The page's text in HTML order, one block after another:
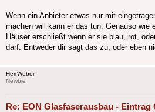
Wenn ein Anbieter etwas nur mit
machen will kann er das tun. Genauso wie
Häuser erschließt wenn er sie blau, rot,
darf. Entweder dir sagt das zu, oder eben
HerrWeber
Newbie
Re: EON Glasfaserausbau - Eintrag